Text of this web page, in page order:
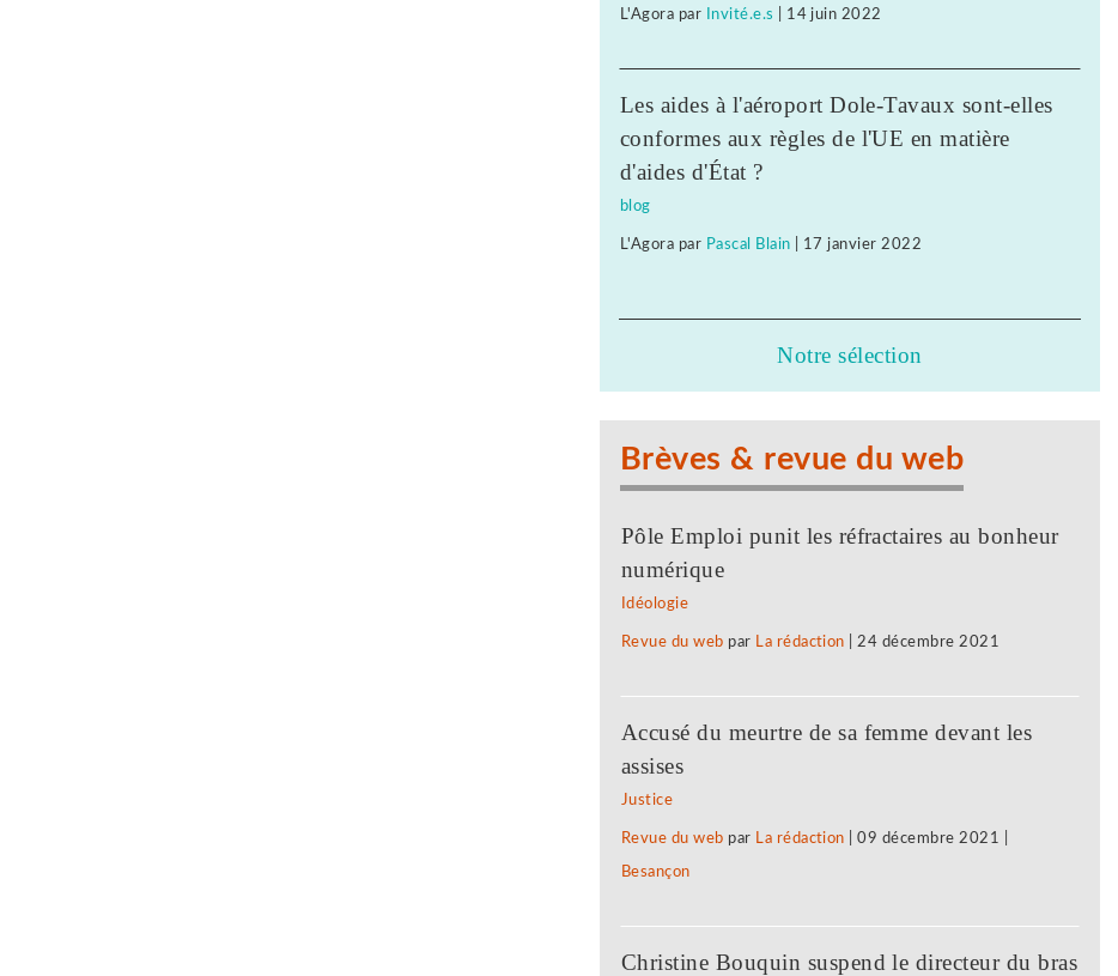
L'Agora par Invité.e.s 14 juin 2022
Les aides à l'aéroport Dole-Tavaux sont-elles
conformes aux règles de l'UE en matière
d'aides d'État ?
blog
L'Agora par Pascal Blain 17 janvier 2022
Notre sélection
Brèves & revue du web
Pôle Emploi punit les réfractaires au bonheur
numérique
Idéologie
Revue du web par La rédaction 24 décembre 2021
Accusé du meurtre de sa femme devant les
assises
Justice
Revue du web par La rédaction |09 décembre 2021
Besançon
Christine Bouquin suspend le directeur du bras